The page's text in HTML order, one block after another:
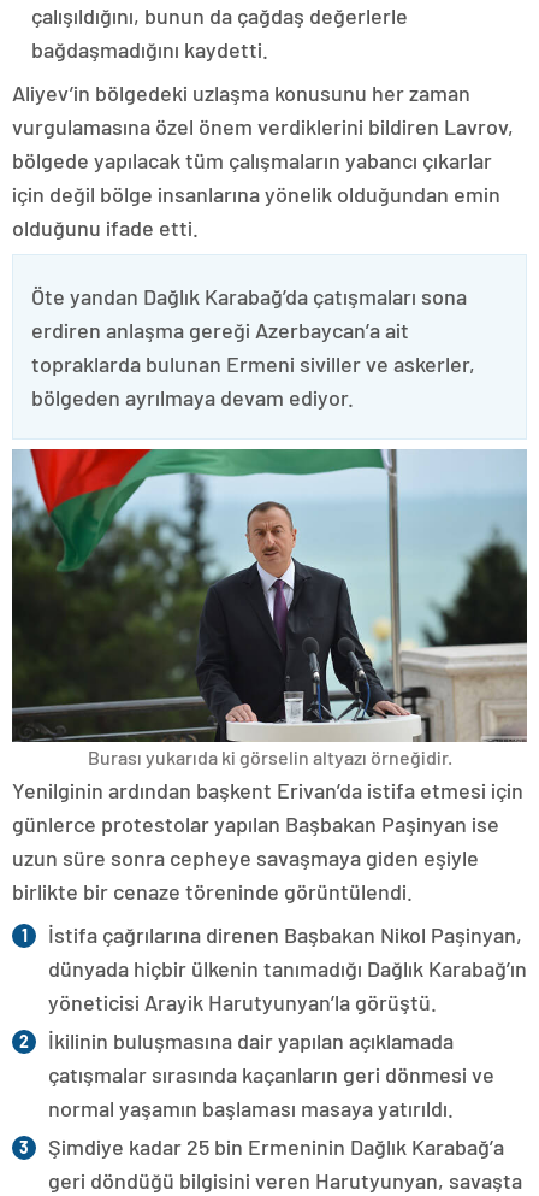
çalışıldığını, bunun da çağdaş değerlerle
bağdaşmadığını kaydetti.
Aliyev’in bölgedeki uzlaşma konusunu her zaman
vurgulamasına özel önem verdiklerini bildiren Lavrov,
bölgede yapılacak tüm çalışmaların yabancı çıkarlar
için değil bölge insanlarına yönelik olduğundan emin
olduğunu ifade etti.
Öte yandan Dağlık Karabağ’da çatışmaları sona
erdiren anlaşma gereği Azerbaycan’a ait
topraklarda bulunan Ermeni siviller ve askerler,
bölgeden ayrılmaya devam ediyor.
Burası yukarıda ki görselin altyazı örneğidir.
Yenilginin ardından başkent Erivan’da istifa etmesi için
günlerce protestolar yapılan Başbakan Paşinyan ise
uzun süre sonra cepheye savaşmaya giden eşiyle
birlikte bir cenaze töreninde görüntülendi.
İstifa çağrılarına direnen Başbakan Nikol Paşinyan,
dünyada hiçbir ülkenin tanımadığı Dağlık Karabağ’ın
yöneticisi Arayik Harutyunyan’la görüştü.
İkilinin buluşmasına dair yapılan açıklamada
çatışmalar sırasında kaçanların geri dönmesi ve
normal yaşamın başlaması masaya yatırıldı.
Şimdiye kadar 25 bin Ermeninin Dağlık Karabağ’a
geri döndüğü bilgisini veren Harutyunyan, savaşta